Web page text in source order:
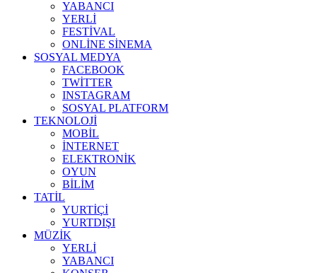
YABANCI
YERLİ
FESTİVAL
ONLİNE SİNEMA
SOSYAL MEDYA
FACEBOOK
TWİTTER
INSTAGRAM
SOSYAL PLATFORM
TEKNOLOJİ
MOBİL
İNTERNET
ELEKTRONİK
OYUN
BİLİM
TATİL
YURTİÇİ
YURTDIŞI
MÜZİK
YERLİ
YABANCI